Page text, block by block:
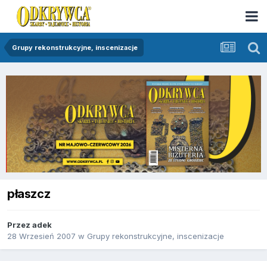
Grupy rekonstrukcyjne, inscenizacje
płaszcz
Przez adek
28 Wrzesień 2007 w Grupy rekonstrukcyjne, inscenizacje